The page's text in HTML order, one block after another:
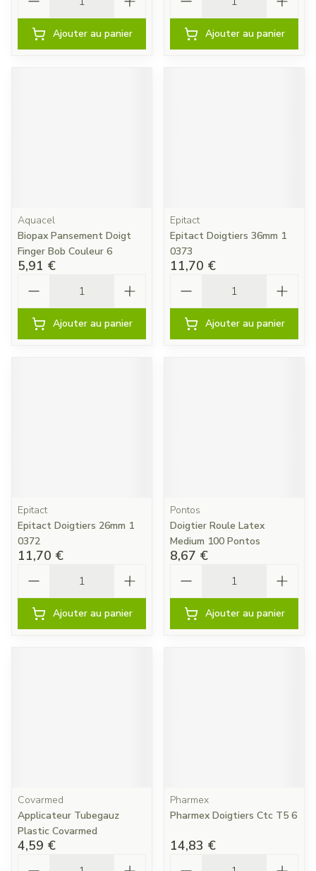
Ajouter au panier Ajouter au panier
Aquacel
Biopax Pansement Doigt
Finger Bob Couleur 6
5,91 €
Ajouter au panier
Epitact
Epitact Doigtiers 36mm 1
0373
11,70 €
Ajouter au panier
Epitact
Epitact Doigtiers 26mm 1
0372
11,70 €
Ajouter au panier
Pontos
Doigtier Roule Latex
Medium 100 Pontos
8,67 €
Ajouter au panier
Covarmed
Applicateur Tubegauz
Plastic Covarmed
4,59 €
Pharmex
Pharmex Doigtiers Ctc T5 6
14,83 €